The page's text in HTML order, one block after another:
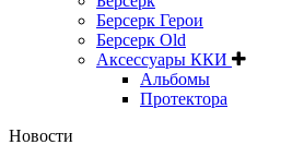
Берсерк Герои
Берсерк Old
Аксессуары ККИ
Альбомы
Протектора
Новости